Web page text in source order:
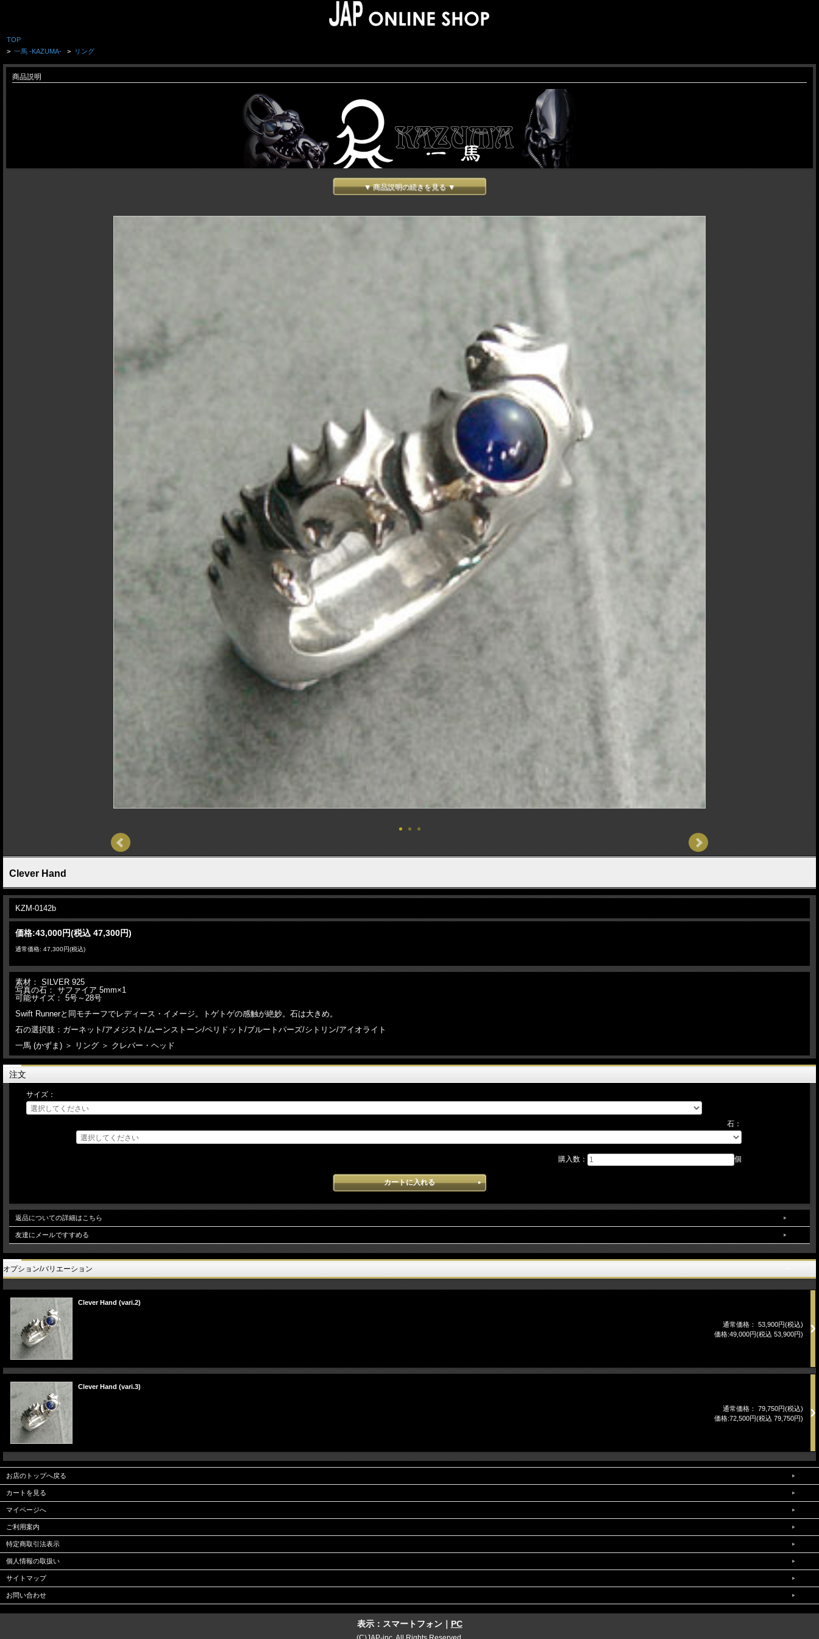
TOP
> 一馬 -KAZUMA- > リング
商品説明
▼ 商品説明の続きを見る ▼
Clever Hand
KZM-0142b
価格:43,000円(税込 47,300円)
通常価格: 47,300円(税込)
素材： SILVER 925
写真の石： サファイア 5mm×1
可能サイズ： 5号～28号
Swift Runnerと同モチーフでレディース・イメージ。トゲトゲの感触が絶妙。石は大きめ。
石の選択肢：ガーネット/アメジスト/ムーンストーン/ペリドット/ブルートパーズ/シトリン/アイオライト
一馬 (かずま) ＞ リング ＞ クレバー・ヘッド
注文
サイズ：
石：
購入数： 個
返品についての詳細はこちら
友達にメールですすめる
オプション/バリエーション
Clever Hand (vari.2)
通常価格： 53,900円(税込)
価格:49,000円(税込 53,900円)
Clever Hand (vari.3)
通常価格： 79,750円(税込)
価格:72,500円(税込 79,750円)
お店のトップへ戻る
カートを見る
マイページへ
ご利用案内
特定商取引法表示
個人情報の取扱い
サイトマップ
お問い合わせ
表示：スマートフォン｜ PC